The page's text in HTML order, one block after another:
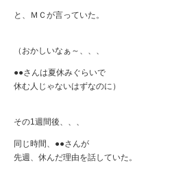
と、ＭＣが言っていた。
（おかしいなぁ～、、、
●●さんは夏休みぐらいで
休む人じゃないはずなのに）
その1週間後、、、
同じ時間、●●さんが
先週、休んだ理由を話していた。